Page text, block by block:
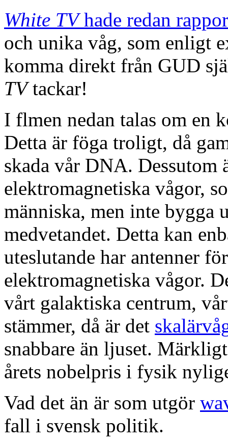
White TVhade redan
och unika våg, som enligt
komma direkt från GUD
TVtackar!
I flmen nedan talas om en
Detta är föga troligt, då
skada vår DNA. Dessutom
elektromagnetiska vågor,
människa, men inte bygga
medvetandet. Detta kan
uteslutande har antenner
elektromagnetiska vågor.
vårt galaktiska centrum,
stämmer, då är det
snabbare än ljuset.
årets nobelpris i fysik
Vad det än är som utgör
fall i svensk politik.